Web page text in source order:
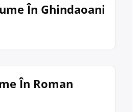
În Ghindaoani
În Roman